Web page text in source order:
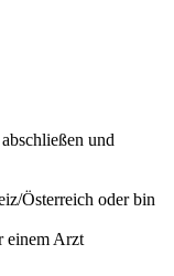
und
Österreich oder bin
einem Arzt